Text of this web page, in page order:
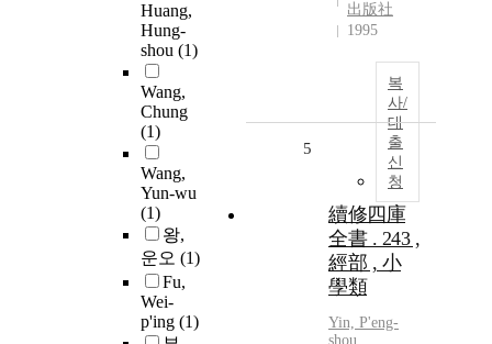
Huang,
Hung-
shou (1)
Wang,
Chung
(1)
Wang,
Yun-wu
(1)
왕,
운오 (1)
Fu,
Wei-
p'ing (1)
出版社
1995
복
사/
대
출
신
청
5
續修四庫
全書 . 243 ,
經部 , 小
學類
Yin, P'eng-
shou